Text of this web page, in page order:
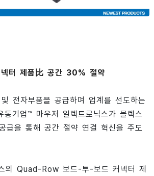
넥터 제품比 공간 30% 절약
전자부품을 공급하며 업계를 선도하는
기업™ 마우저 일렉트로닉스가 몰렉스
급을 통해 공간 절약 연결 혁신을 주도
의 Quad-Row 보드-투-보드 커넥터 제